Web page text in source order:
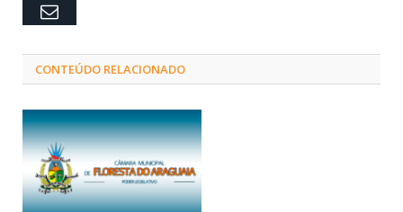
Email
CONTEÚDO RELACIONADO